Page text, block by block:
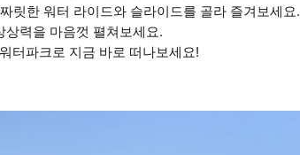
릿한 워터 라이드와 슬라이드를 골라 즐겨보세요.
력을 마음껏 펼쳐보세요.
터파크로 지금 바로 떠나보세요!